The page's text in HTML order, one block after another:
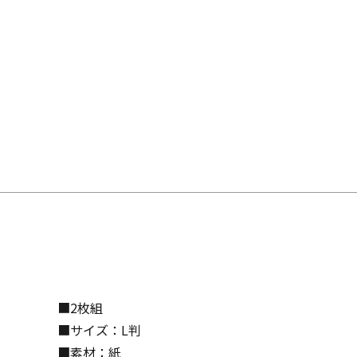
■2枚組
■サイズ：L判
■素材：紙